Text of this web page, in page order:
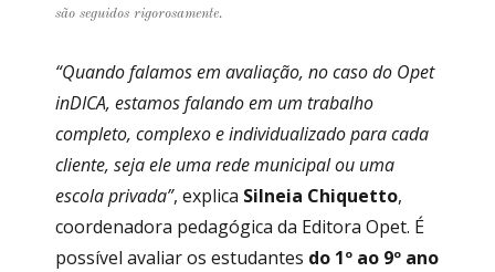
são seguidos rigorosamente.
“Quando falamos em avaliação, no caso do Opet
inDICA, estamos falando em um trabalho
completo, complexo e individualizado para cada
cliente, seja ele uma rede municipal ou uma
escola privada”, explica Silneia Chiquetto,
coordenadora pedagógica da Editora Opet. É
possível avaliar os estudantes do 1º ao 9º ano